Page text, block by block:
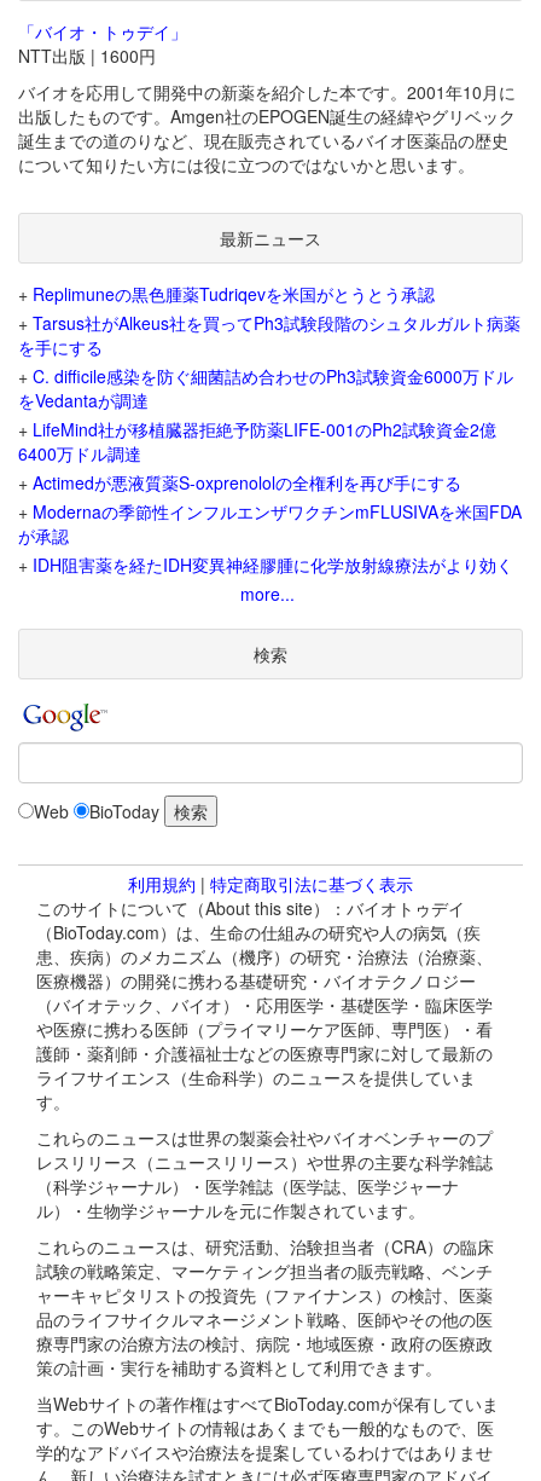
「バイオ・トゥデイ」
NTT出版 | 1600円
バイオを応用して開発中の新薬を紹介した本です。2001年10月に
出版したものです。Amgen社のEPOGEN誕生の経緯やグリベック
誕生までの道のりなど、現在販売されているバイオ医薬品の歴史
について知りたい方には役に立つのではないかと思います。
最新ニュース
+ Replimuneの黒色腫薬Tudriqevを米国がとうとう承認
+ Tarsus社がAlkeus社を買ってPh3試験段階のシュタルガルト病薬
を手にする
+ C. difficile感染を防ぐ細菌詰め合わせのPh3試験資金6000万ドル
をVedantaが調達
+ LifeMind社が移植臓器拒絶予防薬LIFE-001のPh2試験資金2億
6400万ドル調達
+ Actimedが悪液質薬S-oxprenololの全権利を再び手にする
+ Modernaの季節性インフルエンザワクチンmFLUSIVAを米国FDA
が承認
+ IDH阻害薬を経たIDH変異神経膠腫に化学放射線療法がより効く
more...
検索
Web BioToday
利用規約 | 特定商取引法に基づく表示
このサイトについて（About this site）：バイオトゥデイ
（BioToday.com）は、生命の仕組みの研究や人の病気（疾
患、疾病）のメカニズム（機序）の研究・治療法（治療薬、
医療機器）の開発に携わる基礎研究・バイオテクノロジー
（バイオテック、バイオ）・応用医学・基礎医学・臨床医学
や医療に携わる医師（プライマリーケア医師、専門医）・看
護師・薬剤師・介護福祉士などの医療専門家に対して最新の
ライフサイエンス（生命科学）のニュースを提供していま
す。
これらのニュースは世界の製薬会社やバイオベンチャーのプ
レスリリース（ニュースリリース）や世界の主要な科学雑誌
（科学ジャーナル）・医学雑誌（医学誌、医学ジャーナ
ル）・生物学ジャーナルを元に作製されています。
これらのニュースは、研究活動、治験担当者（CRA）の臨床
試験の戦略策定、マーケティング担当者の販売戦略、ベンチ
ャーキャピタリストの投資先（ファイナンス）の検討、医薬
品のライフサイクルマネージメント戦略、医師やその他の医
療専門家の治療方法の検討、病院・地域医療・政府の医療政
策の計画・実行を補助する資料として利用できます。
当Webサイトの著作権はすべてBioToday.comが保有していま
す。このWebサイトの情報はあくまでも一般的なもので、医
学的なアドバイスや治療法を提案しているわけではありませ